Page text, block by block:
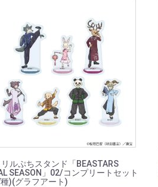
ルぷちスタンド「BEASTARS
SEASON」02/コンプリートセット
)(グラフアート)